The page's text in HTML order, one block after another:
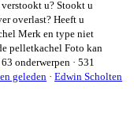
u? Stookt u
overlast? Heeft u
Merk en type niet
pelletkachel Foto kan
63 onderwerpen · 531
geleden · Edwin Scholten